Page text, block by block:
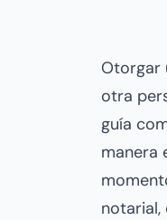
Otorgar
otra
guía
manera
notarial,